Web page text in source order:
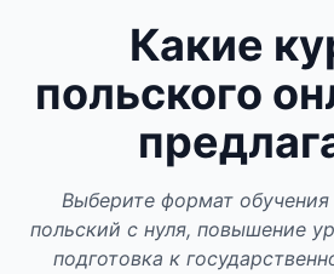
Какие
польского
Выберите формат
польский с нуля, повышение
подготовка к